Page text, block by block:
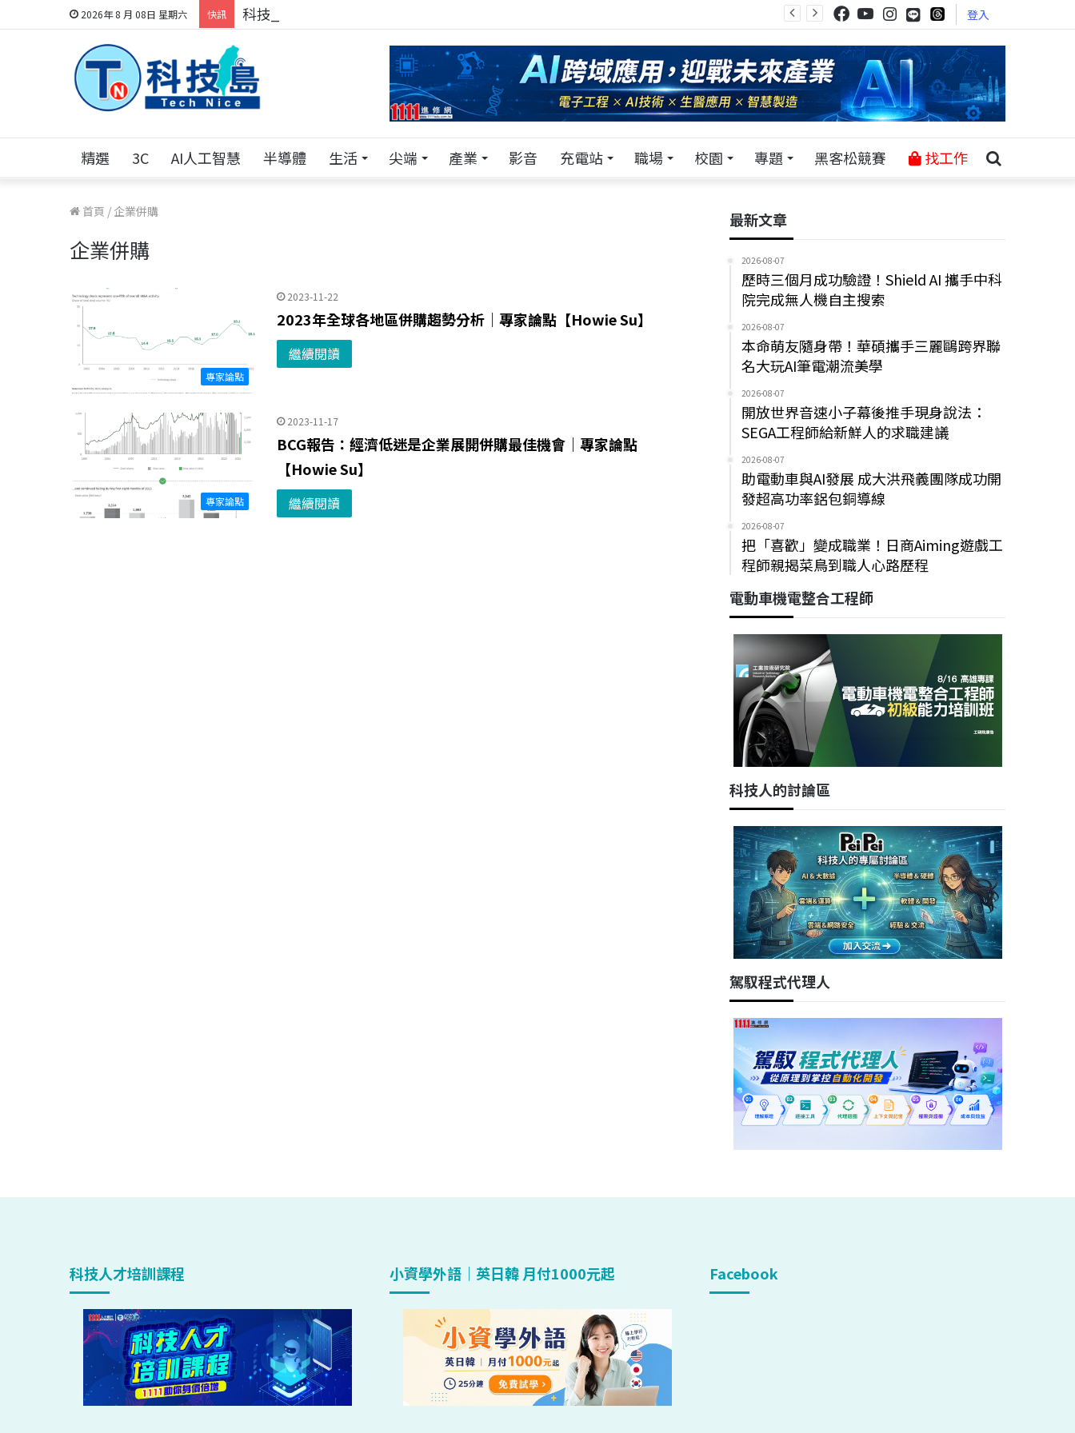
2026年 8 月 08日 星期六 快訊 科技人的經驗傳承地！在 Pei Pei 科技專區，與學弟妹交流最硬核的技術 登入
精選 3C AI人工智慧 半導體 生活 尖端 產業 影音 充電站 職場 校園 專題 黑客松競賽 找工作
首頁 / 企業併購
企業併購
專家論點
2023-11-22
2023年全球各地區併購趨勢分析｜專家論點【Howie Su】
繼續閱讀
專家論點
2023-11-17
BCG報告：經濟低迷是企業展開併購最佳機會｜專家論點
【Howie Su】
繼續閱讀
最新文章
2026-08-07
歷時三個月成功驗證！Shield AI 攜手中科
院完成無人機自主搜索
2026-08-07
本命萌友隨身帶！華碩攜手三麗鷗跨界聯
名大玩AI筆電潮流美學
2026-08-07
開放世界音速小子幕後推手現身說法：
SEGA工程師給新鮮人的求職建議
2026-08-07
助電動車與AI發展 成大洪飛義團隊成功開
發超高功率鋁包銅導線
2026-08-07
把「喜歡」變成職業！日商Aiming遊戲工
程師親揭菜鳥到職人心路歷程
電動車機電整合工程師
科技人的討論區
駕馭程式代理人
科技人才培訓課程 小資學外語｜英日韓 月付1000元起 Facebook